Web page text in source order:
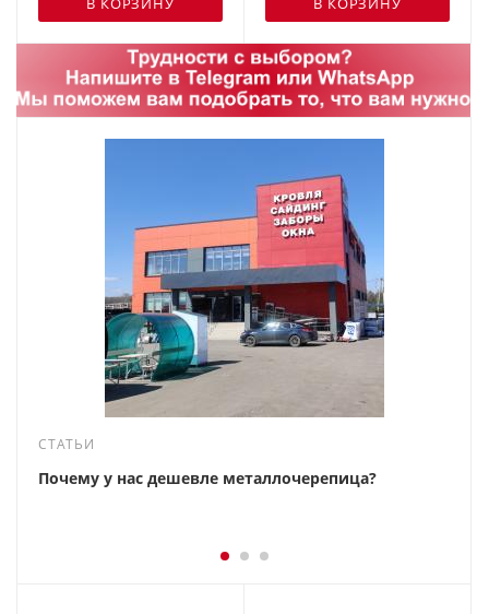
СТАТЬИ
Почему у нас дешевле металлочерепица?